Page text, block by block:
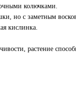
колючками.
но с заметным
кислинка.
растение